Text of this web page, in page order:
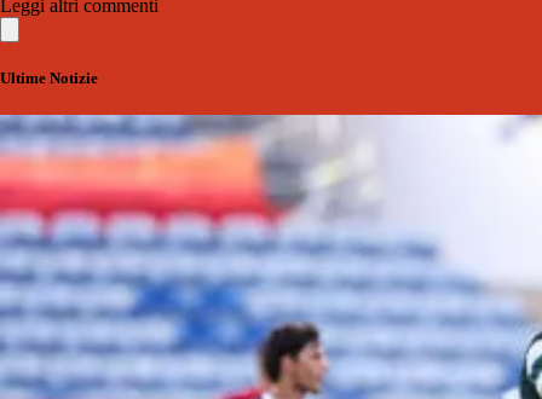
Leggi altri commenti
Ultime Notizie